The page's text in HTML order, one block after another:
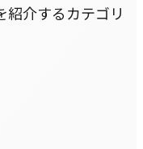
紹介するカテゴリ